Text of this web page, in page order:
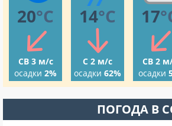
20°C
СВ 3 м/с
осадки 2%
14°C
С 2 м/с
осадки 62%
17
СВ 2
осадки
ПОГОДА В